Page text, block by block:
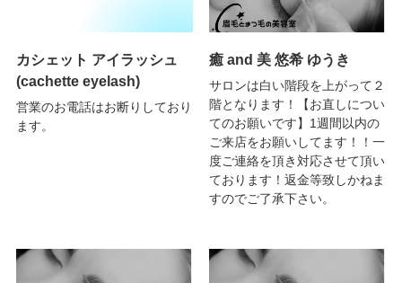
カシェット アイラッシュ
(cachette eyelash)
営業のお電話はお断りしており
ます。
癒 and 美 悠希 ゆうき
サロンは白い階段を上がって２
階となります！【お直しについ
てのお願いです】1週間以内の
ご来店をお願いしてます！！一
度ご連絡を頂き対応させて頂い
ております！返金等致しかねま
すのでご了承下さい。